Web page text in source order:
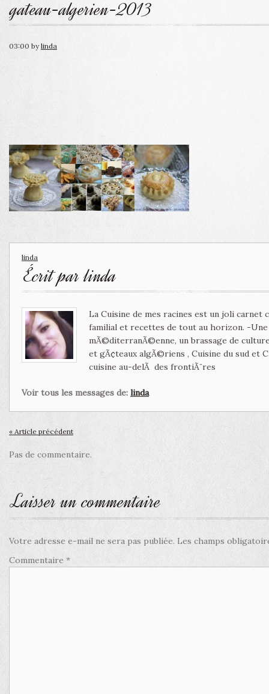
gateau-algerien-2013
03:00 bylinda
linda
Écrit parlinda
La Cuisine de mes racines est un joli
familial et recettes de tout au horizon. -
mÃ©diterranÃ©enne, un brassage de
et gÃ¢teaux algÃ©riens , Cuisine du sud et
cuisine au-delÃ des frontiÃ¨res
Voir tous les messages de: linda
« Article précédent
Pas de commentaire.
Laisser un commentaire
Votre adresse e-mail ne sera pas publiée. Les champs
Commentaire *